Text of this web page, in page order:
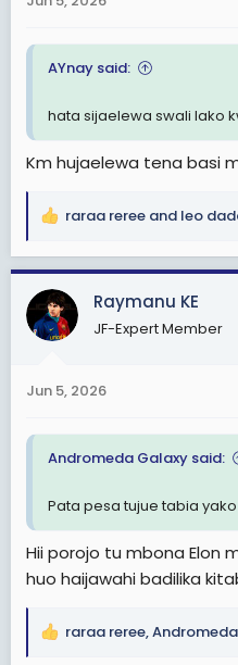
s
AYnay said:
hata sijaelewa swali lako
Km hujaelewa tena basi
R
a
c
t
i
s
raraa reree and leo
Raymanu KE
JF-Expert Member
Jun 5, 2026
Andromeda Galaxy said:
Pata pesa tujue tabia
Hii porojo tu mbona Elon
huo haijawahi badilika
R
raraa reree,